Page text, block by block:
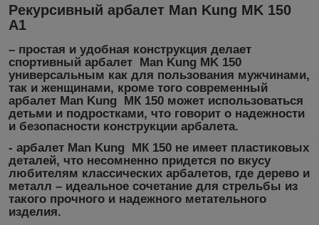
Рекурсивный арбалет Man Kung MK 150
A1
– простая и удобная конструкция делает
спортивный арбалет
Man Kung MK 150
универсальным как для пользования мужчинами,
так и женщинами, кроме того современный
арбалет Man Kung МК 150 может использоваться
детьми и подростками, что говорит о надежности
и безопасности конструкции арбалета.
- арбалет Man Kung МК 150 не имеет пластиковых
деталей, что несомненно придется по вкусу
любителям классических арбалетов, где дерево и
металл – идеальное сочетание для стрельбы из
такого прочного и надежного метательного
изделия.